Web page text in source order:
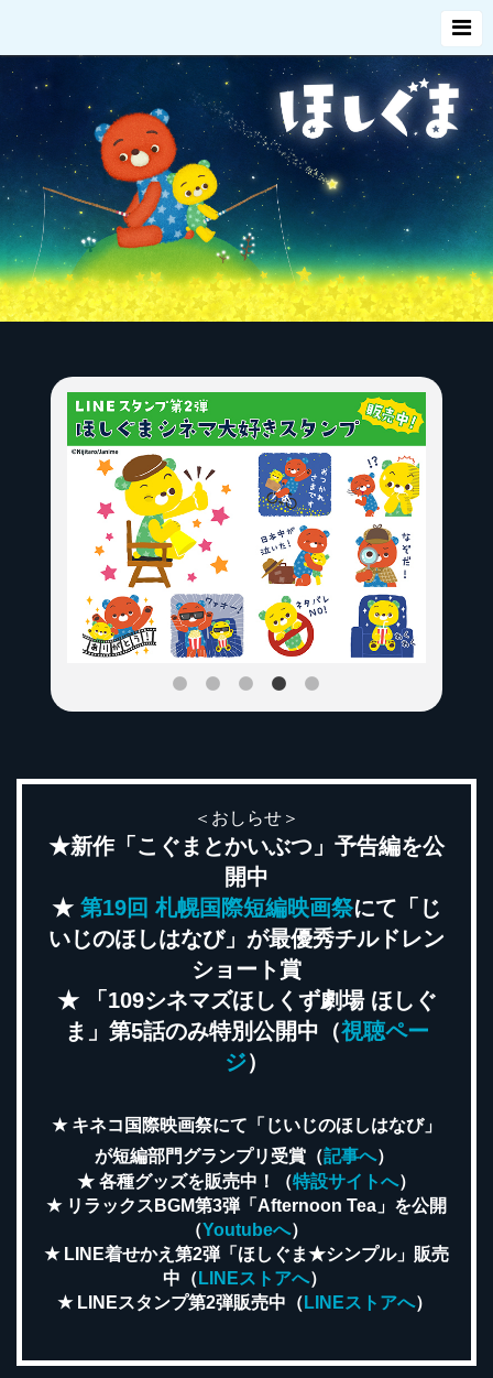
＜おしらせ＞
★新作「こぐまとかいぶつ」予告編を公
開中
★ 第19回 札幌国際短編映画祭にて「じ
いじのほしはなび」が最優秀チルドレン
ショート賞
★ 「109シネマズほしくず劇場 ほしぐ
ま」第5話のみ特別公開中（視聴ペー
ジ）
★ キネコ国際映画祭にて「じいじのほしはなび」
が短編部門グランプリ受賞（記事へ）
★ 各種グッズを販売中！（特設サイトへ）
★ リラックスBGM第3弾「Afternoon Tea」を公開
（Youtubeへ）
★ LINE着せかえ第2弾「ほしぐま★シンプル」販売
中（ LINEストアへ）
★ LINEスタンプ第2弾販売中（ LINEストアへ）